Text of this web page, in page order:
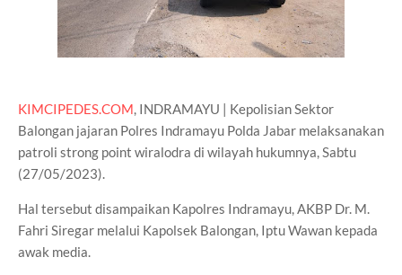
KIMCIPEDES.COM, INDRAMAYU | Kepolisian Sektor
Balongan jajaran Polres Indramayu Polda Jabar melaksanakan
patroli strong point wiralodra di wilayah hukumnya, Sabtu
(27/05/2023).
Hal tersebut disampaikan Kapolres Indramayu, AKBP Dr. M.
Fahri Siregar melalui Kapolsek Balongan, Iptu Wawan kepada
awak media.